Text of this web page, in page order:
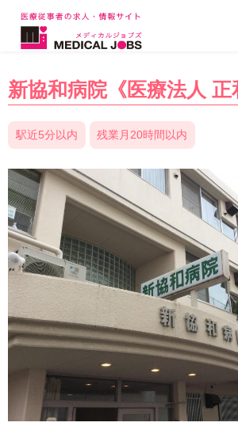
新協和病院《医療法人 正
駅近5分以内 残業月20時間以内